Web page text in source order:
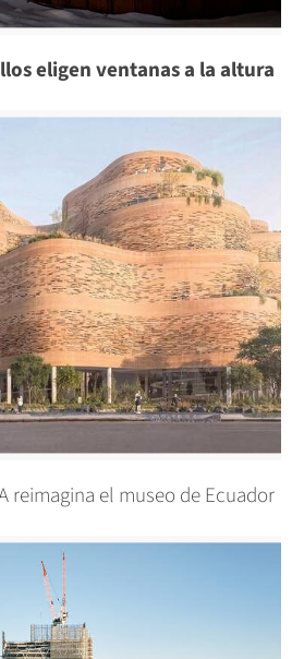
eligen ventanas a la altura
reimagina el museo de Ecuador